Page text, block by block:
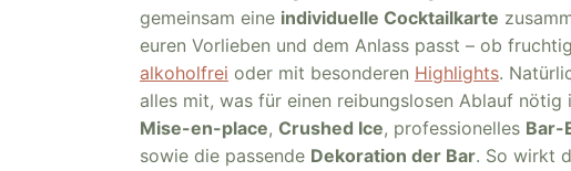
gemeinsam eine individuelle Cocktailkarte
euren Vorlieben und dem Anlass passt – ob
alkoholfrei oder mit besonderen Highlights.
alles mit, was für einen reibungslosen Ablauf nötig
Mise-en-place, Crushed Ice, professionelles Bar-
sowie die passende Dekoration der Bar. So wirkt